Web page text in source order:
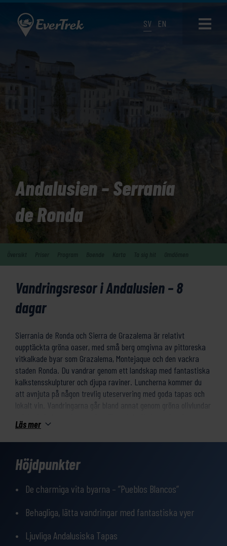
SV EN
Andalusien – Serranía
de Ronda
Vandringsresor i Andalusien – 8
dagar
Sierrania de Ronda och Sierra de Grazalema är relativt
oupptäckta gröna oaser, med små berg omgivna av pittoreska
vitkalkade byar som Grazalema, Montejaque och den vackra
staden Ronda. Du vandrar genom ett landskap med fantastiska
kalkstensskulpturer och djupa raviner. Luncherna kommer du
att avnjuta på någon trevlig uteservering med goda tapas och
lokalt vin. Vandringarna går bland annat genom gröna olivlundar
du att utforska de vita byarna ”Pueblos Blancos” med exotiska
moriska namn såsom Benaocaz och Jimera del Ibar. I slutet av
Andalusien, med sin spännande blandning av moriska och
europeiska monument.
Läs mer
Höjdpunkter
De charmiga vita byarna – ”Pueblos Blancos”
Behagliga, lätta vandringar med fantastiska vyer
Ljuvliga Andalusiska Tapas